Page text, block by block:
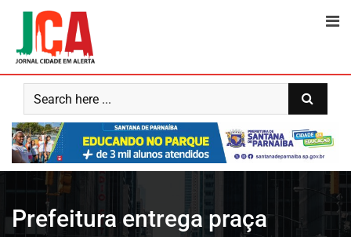
content
Prefeitura entrega praça